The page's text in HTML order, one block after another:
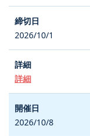
2026/10/1
詳細
2026/10/8